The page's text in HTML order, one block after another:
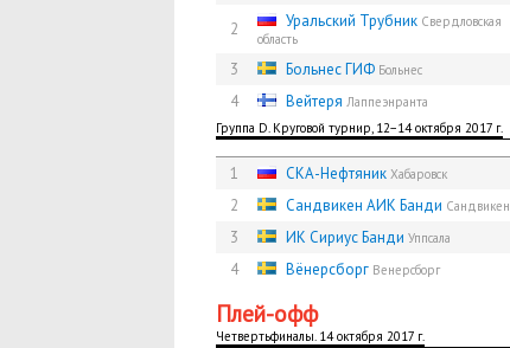
2 Уральский Трубник Свердловская
область
3
Больнес ГИФ Больнес
4
Вейтеря Лаппеэнранта
Группа D. Круговой турнир, 12−14 октября 2017 г.
1 СКА-Нефтяник Хабаровск
2
Сандвикен АИК Банди Сандвикен
3
ИК Сириус Банди Уппсала
4
Вёнерсборг Венерсборг
Плей-офф
Четвертьфиналы. 14 октября 2017 г.